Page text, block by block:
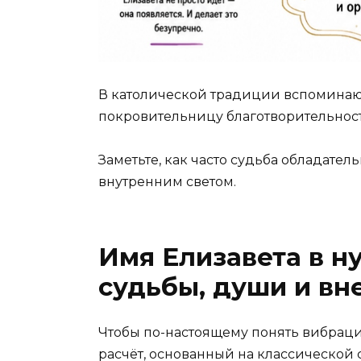
В католической традиции
покровительницу
Заметьте, как часто судьба
внутренним светом.
Имя Елизавета в
судьбы, души и
Чтобы по-настоящему понять
расчёт, основанный на классической